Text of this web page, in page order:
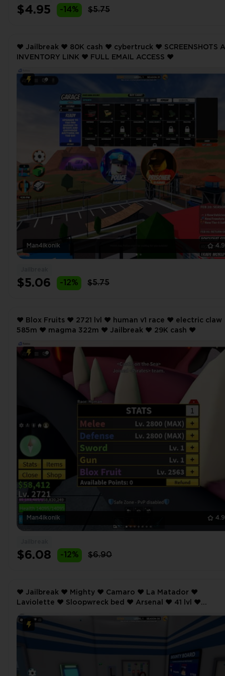
$4.95 -14% $5.75
Man4ikonik
❤️ Jailbreak ❤️ 80K cash ❤️ cybertruck ❤️ SCREENSHOTS AND
INVENTORY LINK ❤️ FULL EMAIL ACCESS ❤️
$5.06 -12% $5.75
Man4ikonik
❤️ Blox Fruits ❤️ 2721 lvl ❤️ human v1 race ❤️ electric claw
585m ❤️ magma 322m ❤️ Jailbreak ❤️ 29K cash ❤️
$6.08 -12% $6.90
❤️ Jailbreak ❤️ Mighty ❤️ Camaro ❤️ La Matador ❤️
Laviolette ❤️ Sloopwreck bed ❤️ Arsenal ❤️ 41 lvl ❤️